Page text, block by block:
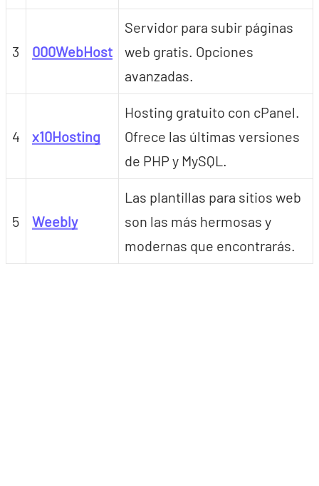
3 000WebHost
Servidor para subir páginas
web gratis. Opciones
avanzadas.
4 x10Hosting
Hosting gratuito con cPanel.
Ofrece las últimas versiones
de PHP y MySQL.
5 Weebly
Las plantillas para sitios web
son las más hermosas y
modernas que encontrarás.